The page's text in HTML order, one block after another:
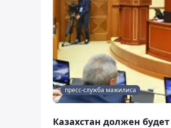
пресс-служба мажилиса
Казахстан должен